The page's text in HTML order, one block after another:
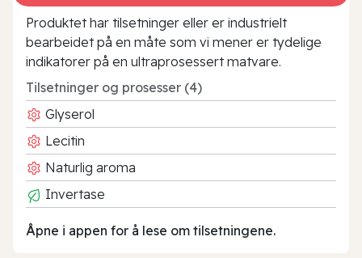
Produktet har tilsetninger eller er industrielt
bearbeidet på en måte som vi mener er tydelige
indikatorer på en ultraprosessert matvare.
Tilsetninger og prosesser (4)
Glyserol
Lecitin
Naturlig aroma
Invertase
Åpne i appen for å lese om tilsetningene.